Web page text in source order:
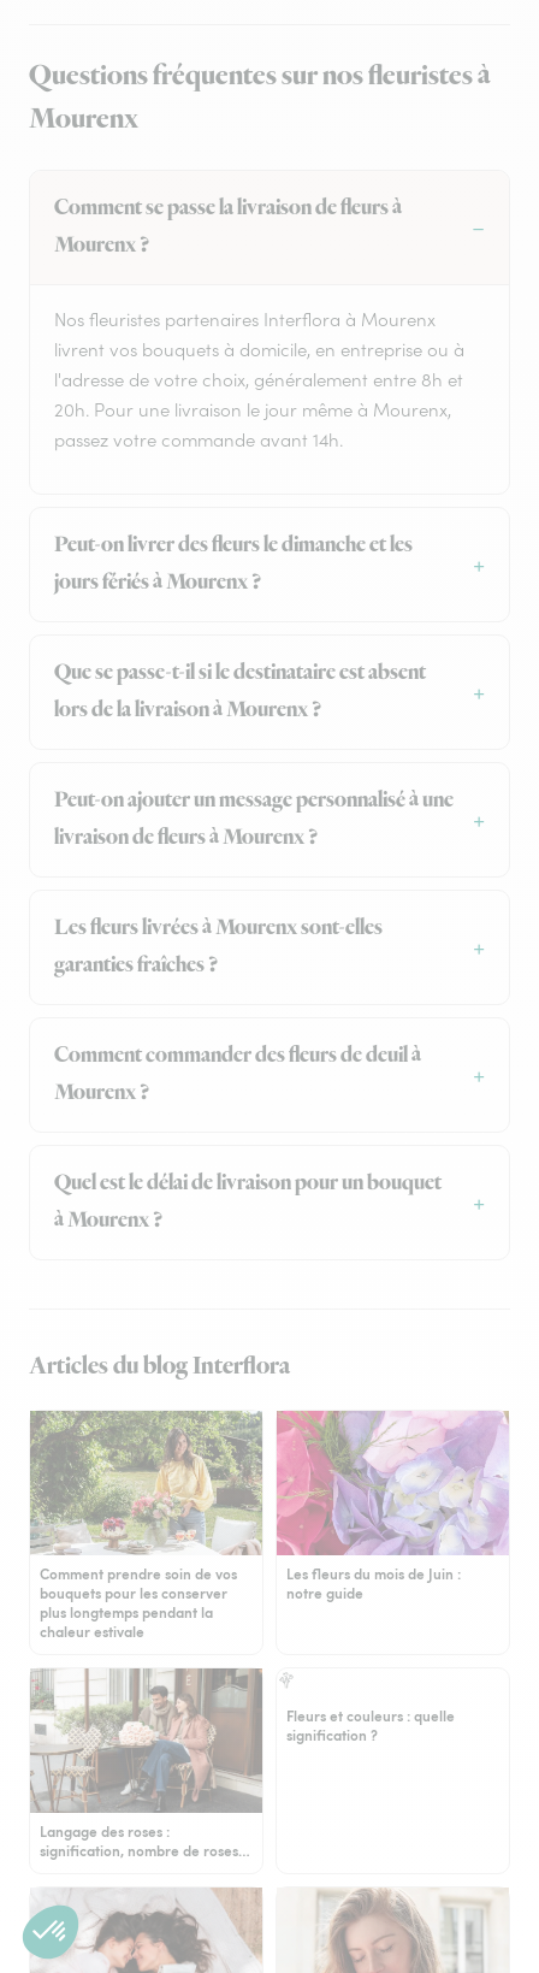
Questions fréquentes sur nos fleuristes à
Mourenx
Comment se passe la livraison de fleurs à
Mourenx ?
Nos fleuristes partenaires Interflora à Mourenx
livrent vos bouquets à domicile, en entreprise ou à
l'adresse de votre choix, généralement entre 8h et
20h. Pour une livraison le jour même à Mourenx,
passez votre commande avant 14h.
Peut-on livrer des fleurs le dimanche et les
jours fériés à Mourenx ?
Que se passe-t-il si le destinataire est absent
lors de la livraison à Mourenx ?
Peut-on ajouter un message personnalisé à une
livraison de fleurs à Mourenx ?
Les fleurs livrées à Mourenx sont-elles
garanties fraîches ?
Comment commander des fleurs de deuil à
Mourenx ?
Quel est le délai de livraison pour un bouquet
à Mourenx ?
Articles du blog Interflora
Comment prendre soin de vos
bouquets pour les conserver
plus longtemps pendant la
chaleur estivale
Les fleurs du mois de Juin :
notre guide
Langage des roses :
signification, nombre de roses…
Fleurs et couleurs : quelle
signification ?